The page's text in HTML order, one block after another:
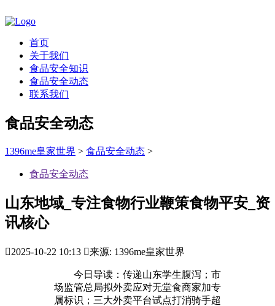
首页
关于我们
食品安全知识
食品安全动态
联系我们
食品安全动态
1396me皇家世界 > 食品安全动态 >
食品安全动态
山东地域_专注食物行业鞭策食物平安_资
讯核心
2025-10-22 10:13 来源: 1396me皇家世界
今日导读：传递山东学生腹泻；市
场监管总局拟外卖应对无堂食商家加专
属标识；三大外卖平台试点打消骑手超